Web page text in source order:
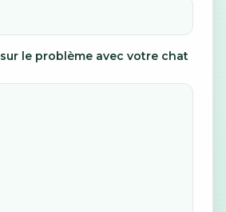
le problème avec votre chat